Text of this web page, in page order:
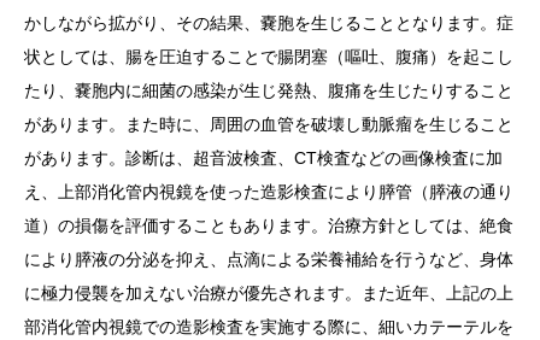
かしながら拡がり、その結果、嚢胞を生じることとなります。症
状としては、腸を圧迫することで腸閉塞（嘔吐、腹痛）を起こし
たり、嚢胞内に細菌の感染が生じ発熱、腹痛を生じたりすること
があります。また時に、周囲の血管を破壊し動脈瘤を生じること
があります。診断は、超音波検査、CT検査などの画像検査に加
え、上部消化管内視鏡を使った造影検査により膵管（膵液の通り
道）の損傷を評価することもあります。治療方針としては、絶食
により膵液の分泌を抑え、点滴による栄養補給を行うなど、身体
に極力侵襲を加えない治療が優先されます。また近年、上記の上
部消化管内視鏡での造影検査を実施する際に、細いカテーテルを